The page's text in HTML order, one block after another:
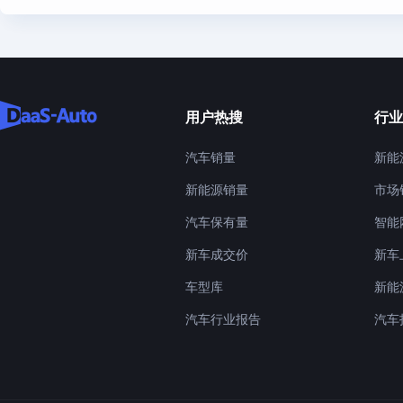
用户热搜
汽车销量
新能源销量
汽车保有量
新车成交价
车型库
汽车行业报告
行
新
市
智
新
新
汽